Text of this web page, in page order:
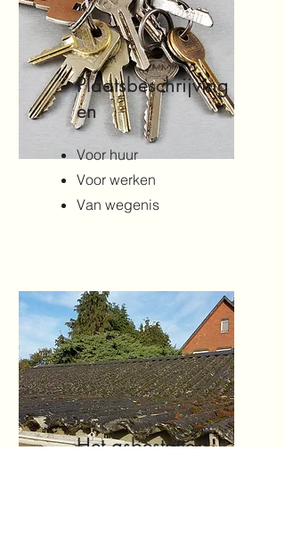
Plaatsbeschrijving
en
Voor huur
Voor werken
Van wegenis
Het asbestattest